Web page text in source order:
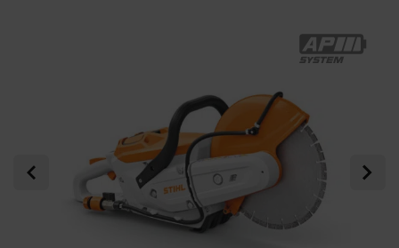
Previous Next